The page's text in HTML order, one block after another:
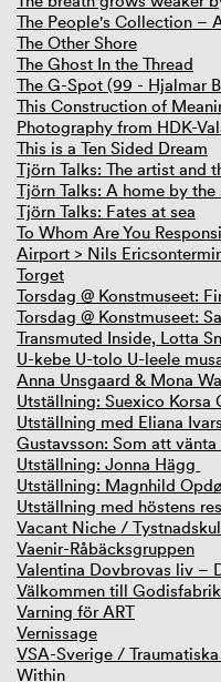
The People's Collection –
The Other Shore
The Ghost In the Thread
The G-Spot (99 - Hjalmar
This Construction of
Photography from HDK-
This is a Ten Sided Dream
Tjörn Talks: The artist and
Tjörn Talks: A home by the
Tjörn Talks: Fates at sea
To Whom Are You
Airport > Nils
Torget
Torsdag @ Konstmuseet:
Torsdag @ Konstmuseet:
Transmuted Inside, Lotta
U-kebe U-tolo U-leele
Anna Unsgaard & Mona
Utställning: Suexico Korsa
Utställning med Eliana
Gustavsson: Som att
Utställning: Jonna Hägg
Utställning: Magnhild
Utställning med höstens
Vacant Niche /
Vaenir-Råbäcksgruppen
Valentina Dovbrovas liv –
Välkommen till
Varning för ART
Vernissage
VSA-Sverige / Traumatiska
Within